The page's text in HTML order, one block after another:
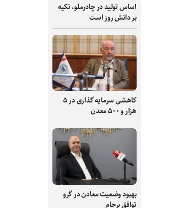
اساس تولید در چادرملو، تکیه
بر دانش‌ روز است
کاهشی سرمایه گذاری در ۵
هزار و ۵۰۰ معدن
بهبود وضعیت معادن در گرو
توافق برجام